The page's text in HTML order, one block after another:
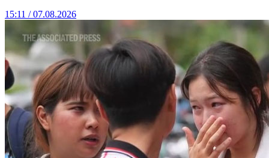
15:11 / 07.08.2026